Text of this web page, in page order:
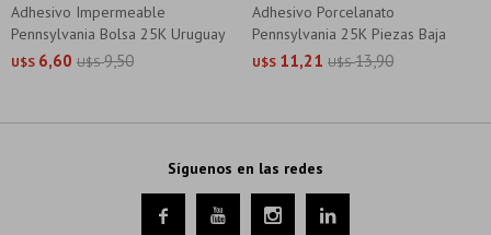
Adhesivo Impermeable
Pennsylvania Bolsa 25K Uruguay
U$S 6,60 U$S 9,50
Adhesivo Porcelanato
Pennsylvania 25K Piezas Baja
Absorcion
U$S 11,21 U$S 13,90
Síguenos en las redes
   